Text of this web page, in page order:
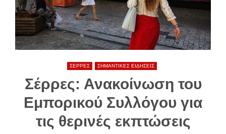
ΣΕΡΡΕΣ ΣΗΜΑΝΤΙΚΕΣ ΕΙΔΗΣΕΙΣ
Σέρρες: Ανακοίνωση του
Εμπορικού Συλλόγου για
τις θερινές εκπτώσεις